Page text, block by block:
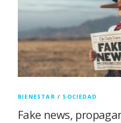
BIENESTAR / SOCIEDAD
Fake news,